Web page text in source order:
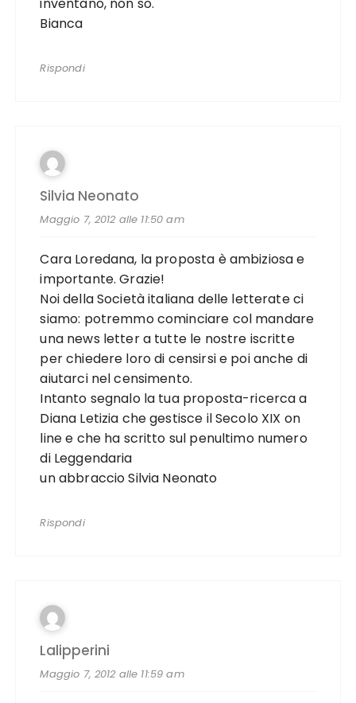
Bianca
Rispondi
Silvia Neonato
Maggio 7, 2012 alle 11:50 am
Cara Loredana, la proposta è ambiziosa e
importante. Grazie!
Noi della Società italiana delle letterate ci
siamo: potremmo cominciare col mandare
una news letter a tutte le nostre iscritte
per chiedere loro di censirsi e poi anche di
aiutarci nel censimento.
Intanto segnalo la tua proposta-ricerca a
Diana Letizia che gestisce il Secolo XIX on
line e che ha scritto sul penultimo numero
di Leggendaria
un abbraccio Silvia Neonato
Rispondi
Lalipperini
Maggio 7, 2012 alle 11:59 am